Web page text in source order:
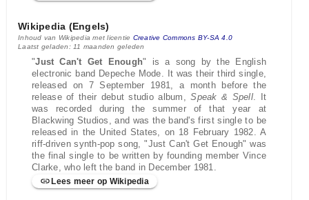
Wikipedia (Engels)
Inhoud van Wikipedia met licentie Creative Commons BY-SA 4.0
Laatst geladen: 11 maanden geleden
"Just Can't Get Enough" is a song by the English
electronic band Depeche Mode. It was their third single,
released on 7 September 1981, a month before the
release of their debut studio album,Speak & Spell. It
was recorded during the summer of that year at
Blackwing Studios, and was the band's first single to be
released in the United States, on 18 February 1982. A
riff-driven synth-pop song, "Just Can't Get Enough" was
the final single to be written by founding member Vince
Clarke, who left the band in December 1981.
Lees meer op Wikipedia